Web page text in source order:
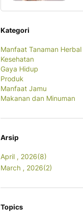
Kategori
Manfaat Tanaman Herbal
Kesehatan
Gaya Hidup
Produk
Manfaat Jamu
Makanan dan Minuman
Arsip
April , 2026(8)
March , 2026(2)
Topics